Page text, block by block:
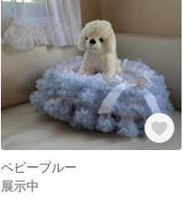
ベビーブルー
展示中